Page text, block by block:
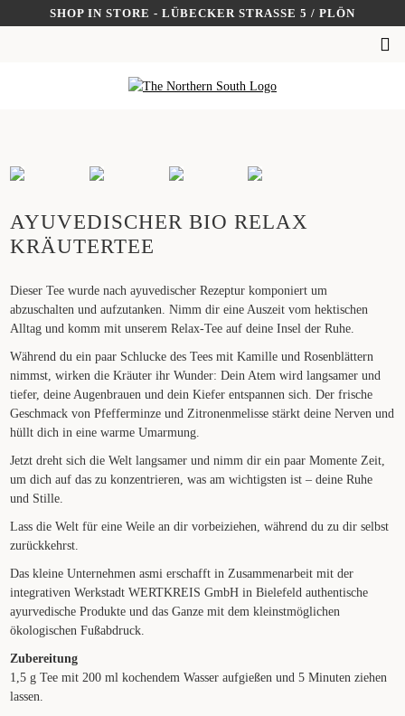
to
SHOP IN STORE - LÜBECKER STRASSE 5 / PLÖN
SUCHEN
AYUVEDISCHER BIO RELAX
KRÄUTERTEE
Dieser Tee wurde nach ayuvedischer Rezeptur komponiert um
abzuschalten und aufzutanken. Nimm dir eine Auszeit vom hektischen
Alltag und komm mit unserem Relax-Tee auf deine Insel der Ruhe.
Während du ein paar Schlucke des Tees mit Kamille und Rosenblättern
nimmst, wirken die Kräuter ihr Wunder: Dein Atem wird langsamer und
tiefer, deine Augenbrauen und dein Kiefer entspannen sich. Der frische
Geschmack von Pfefferminze und Zitronenmelisse stärkt deine Nerven und
hüllt dich in eine warme Umarmung.
Jetzt dreht sich die Welt langsamer und nimm dir ein paar Momente Zeit,
um dich auf das zu konzentrieren, was am wichtigsten ist – deine Ruhe
und Stille.
Lass die Welt für eine Weile an dir vorbeiziehen, während du zu dir selbst
zurückkehrst.
Das kleine Unternehmen asmi erschafft in Zusammenarbeit mit der
integrativen Werkstadt WERTKREIS GmbH in Bielefeld authentische
ayurvedische Produkte und das Ganze mit dem kleinstmöglichen
ökologischen Fußabdruck.
Zubereitung
1,5 g Tee mit 200 ml kochendem Wasser aufgießen und 5 Minuten ziehen
lassen.